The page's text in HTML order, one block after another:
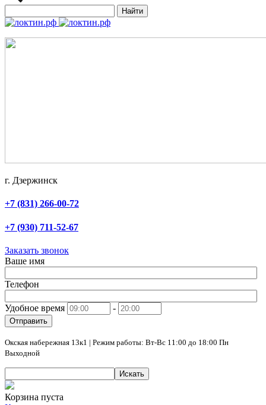
Найти
г. Дзержинск
+7 (831) 266-00-72
+7 (930) 711-52-67
Заказать звонок
Ваше имя
Телефон
Удобное время -
Отправить
Окская набережная 13к1 | Режим работы: Вт-Вс 11:00 до 18:00 Пн
Выходной
Искать
Корзина пуста